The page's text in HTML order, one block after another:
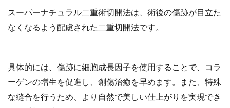
スーパーナチュラル二重術切開法は、術後の傷跡が目立た
なくなるよう配慮された二重切開法です。
具体的には、傷跡に細胞成長因子を使用することで、コラ
ーゲンの増生を促進し、創傷治癒を早めます。また、特殊
な縫合を行うため、より自然で美しい仕上がりを実現でき